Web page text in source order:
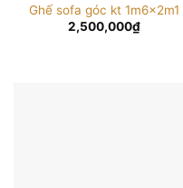
Ghế sofa góc kt 1m6x2m1
2,500,000₫